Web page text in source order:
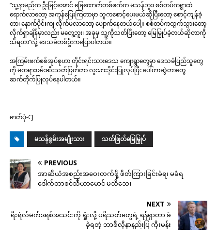
“သူ့နာမည်က ဦးမြင့်အောင် ခြေထောက်တစ်ဖက်က မသန်ဘူး၊ စစ်တပ်ကရွာထဲ
ရောက်လာတော့ အကုန်ပြေးကြတာမှာ သူကစောင့်ပေးမယ်ဆိုပြီးတော့ စောင့်ကျန်ခဲ့
တာ၊ နောက်ပိုင်းကျ လိုက်မလာတော့ ပျောက်နေတယ်ပေါ့။ စစ်တပ်ကထွက်သွားတော့
လိုက်ရှာချိန်မှာလည်း မတွေ့ဘူး၊ အခုမှ သူ့ကိုသတ်ပြီးတော့ မြေမြှုပ်ခဲ့တယ်ဆိုတာကို
သိရတာ”လို့ ဒေသခံတစ်ဦးကပြောပါတယ်။
အကြမ်းဖက်စစ်အုပ်စုဟာ တိုင်းရင်းသားဒေသ ကျေးရွာတွေမှာ ဒေသခံပြည်သူတွေ
ကို မတရားဖမ်းဆီးသတ်ဖြတ်တာ လူသားဒိုင်းပြုလုပ်ပြီး ပေါ်တာဆွဲတာတွေ
ဆက်တိုက်ပြုလုပ်နေပါတယ်။
ဓာတ်ပုံ-CJ
မသန်စွမ်းအမျိုးသား သတ်ဖြတ်မြေမြှုပ်
PREVIOUS
အာဆီယံအစည်းအဝေးတက်ဖို့ ဖိတ်ကြားခြင်းခံရ၊ မခံရ
ဒေါက်တာစင်သီယာမောင် မသိသေး
NEXT
ရီးရဲလ်မက်ဒရစ်အသင်းကို ရှုံးလို့ ပရိသတ်တွေရဲ့ ရန်ရှာတာ ခံ
ခဲ့ရတဲ့ ဘာစီလိုနာနည်းပြ ကိုးမန်း